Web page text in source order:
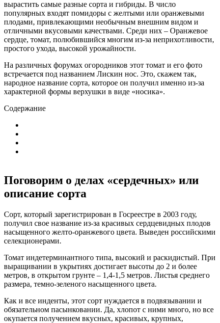
вырастить самые разные сорта и гибриды. В число
популярных входят помидоры с желтыми или оранжевыми
плодами, привлекающими необычным внешним видом и
отличными вкусовыми качествами. Среди них – Оранжевое
сердце, томат, полюбившийся многим из-за неприхотливости,
простого ухода, высокой урожайности.
На различных форумах огородников этот томат и его фото
встречается под названием Лискин нос. Это, скажем так,
народное название сорта, которое он получил именно из-за
характерной формы верхушки в виде «носика».
Содержание
Поговорим о делах «сердечных» или
описание сорта
Сорт, который зарегистрирован в Госреестре в 2003 году,
получил свое название из-за красивых сердцевидных плодов
насыщенного желто-оранжевого цвета. Выведен российскими
селекционерами.
Томат индетерминантного типа, высокий и раскидистый. При
выращивании в укрытиях достигает высоты до 2 и более
метров, в открытом грунте – 1,4-1,5 метров. Листья среднего
размера, темно-зеленого насыщенного цвета.
Как и все инденты, этот сорт нуждается в подвязывании и
обязательном пасынковании. Да, хлопот с ними много, но все
окупается получением вкусных, красивых, крупных,